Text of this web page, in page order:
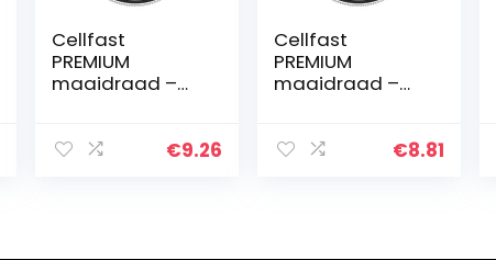
Cellfast
PREMIUM
maaidraad –
versterkt met€9.26
Cellfast
PREMIUM
maaidraad –
versterkt met€8.81